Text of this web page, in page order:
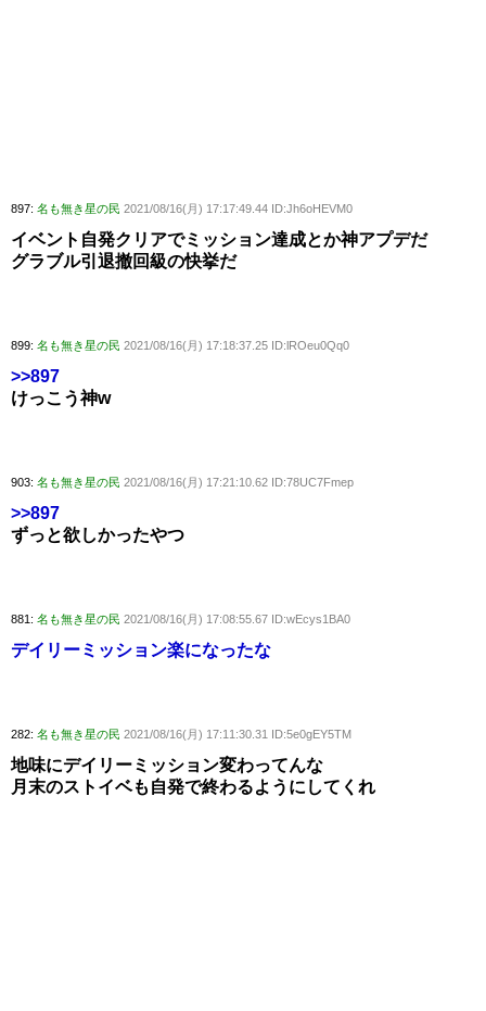
897: 名も無き星の民 2021/08/16(月) 17:17:49.44 ID:Jh6oHEVM0
イベント自発クリアでミッション達成とか神アプデだ
グラブル引退撤回級の快挙だ
899: 名も無き星の民 2021/08/16(月) 17:18:37.25 ID:lROeu0Qq0
>>897
けっこう神w
903: 名も無き星の民 2021/08/16(月) 17:21:10.62 ID:78UC7Fmep
>>897
ずっと欲しかったやつ
881: 名も無き星の民 2021/08/16(月) 17:08:55.67 ID:wEcys1BA0
デイリーミッション楽になったな
282: 名も無き星の民 2021/08/16(月) 17:11:30.31 ID:5e0gEY5TM
地味にデイリーミッション変わってんな
月末のストイベも自発で終わるようにしてくれ